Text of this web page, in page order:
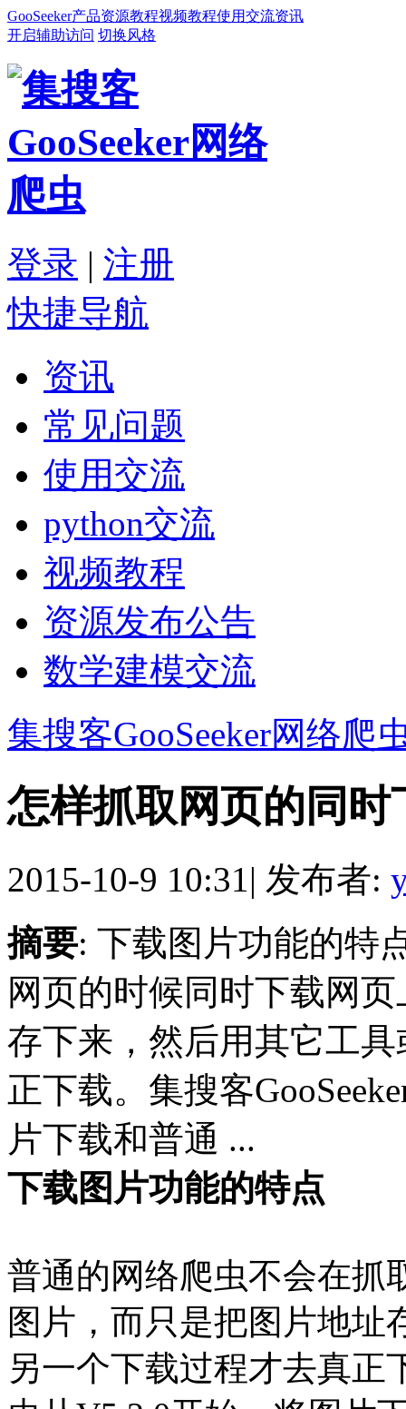
GooSeeker产品资源教程视频教程使用交流资讯
开启辅助访问 切换风格
登录 | 注册
快捷导航
资讯
常见问题
使用交流
python交流
视频教程
资源发布公告
数学建模交流
集搜客GooSeeker网络爬
怎样抓取网页的同时
2015-10-9 10:31| 发布者:
摘要: 下载图片功能的特
网页的时候同时下载网
存下来，然后用其它工
正下载。集搜客
片下载和普通 ...
下载图片功能的特点
普通的网络爬虫不会在抓
图片，而只是把图片地址
另一个下载过程才去真正